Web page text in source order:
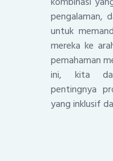
pengalaman,
untuk
mereka ke
pemahaman
ini, kita
pentingnya
yang inklusif